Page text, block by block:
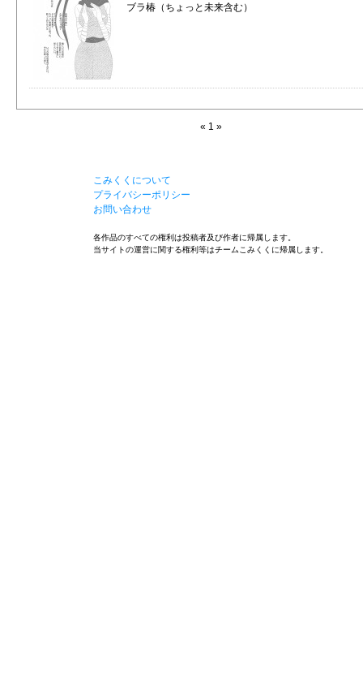
ブラ椿（ちょっと未来含む）
« 1 »
こみくくについて
プライバシーポリシー
お問い合わせ
各作品のすべての権利は投稿者及び作者に帰属します。
当サイトの運営に関する権利等はチームこみくくに帰属します。